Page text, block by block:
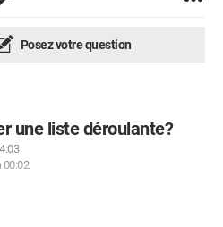
Posez votre question
une liste déroulante?
00:02